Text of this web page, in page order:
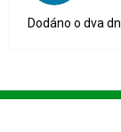
Dodáno o dva
Z